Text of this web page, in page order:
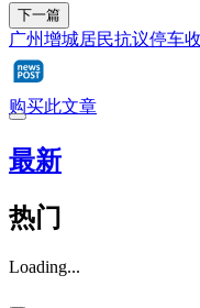
下一篇
广州增城居民抗议停车
购买此文章
最新
热门
Loading...